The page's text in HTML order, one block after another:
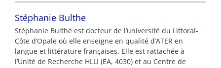
Stéphanie Bulthe
Stéphanie Bulthé est docteur de l’université du Littoral-
Côte d’Opale où elle enseigne en qualité d’ATER en
langue et littérature françaises. Elle est rattachée à
l’Unité de Recherche HLLI (EA, 4030) et au Centre de